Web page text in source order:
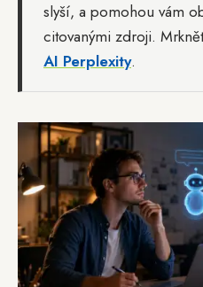
slyší, a pomohou vám
citovanými zdroji.
AI Perplexity.